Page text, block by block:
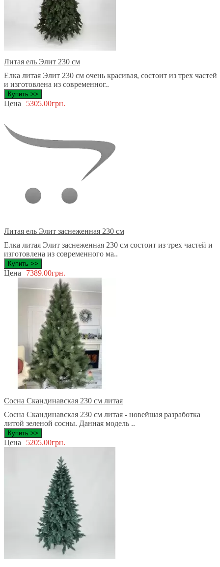
Литая ель Элит 230 см
Елка литая Элит 230 см очень красивая, состоит из трех частей
и изготовлена из современног..
Купить >>
Цена 5305.00грн.
Литая ель Элит заснеженная 230 см
Елка литая Элит заснеженная 230 см состоит из трех частей и
изготовлена из современного ма..
Купить >>
Цена 7389.00грн.
Сосна Скандинавская 230 см литая
Сосна Скандинавская 230 см литая - новейшая разработка
литой зеленой сосны. Данная модель ..
Купить >>
Цена 5205.00грн.